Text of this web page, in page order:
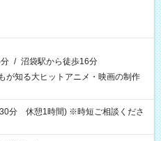
/ 沼袋駅から徒歩16分
が知る大ヒットアニメ・映画の制作
分 休憩1時間) ※時短ご相談くださ